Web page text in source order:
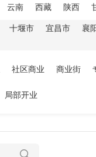
云南 西藏 陕西
十堰市 宜昌市
襄
社区商业 商业街
局部开业